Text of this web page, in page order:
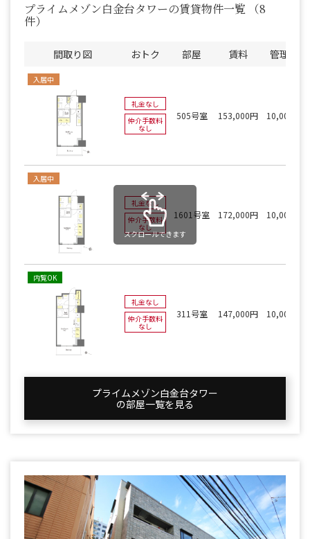
プライムメゾン白金台タワーの賃貸物件一覧 （8
件）
間取り図 おトク 部屋 賃料 管理費
入居中
礼金なし
仲介手数料
なし
505号室 153,000円 10,000円
入居中
礼金なし
仲介手数料
なし
1601号室 172,000円 10,000円
内覧OK
礼金なし
仲介手数料
なし
311号室 147,000円 10,000円
スクロールできます
プライムメゾン白金台タワー
の部屋一覧を⾒る